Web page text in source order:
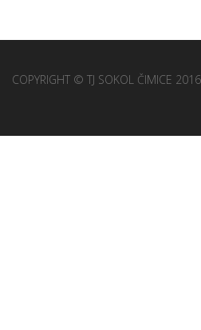
COPYRIGHT © TJ SOKOL ČIMICE